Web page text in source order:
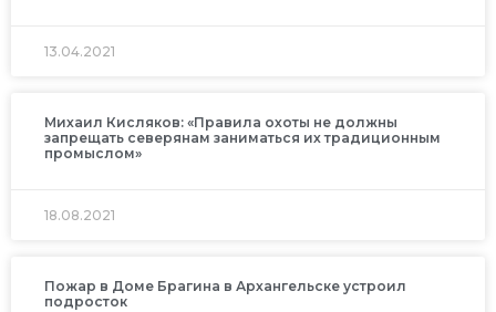
13.04.2021
Михаил Кисляков: «Правила охоты не должны
запрещать северянам заниматься их традиционным
промыслом»
18.08.2021
Пожар в Доме Брагина в Архангельске устроил
подросток